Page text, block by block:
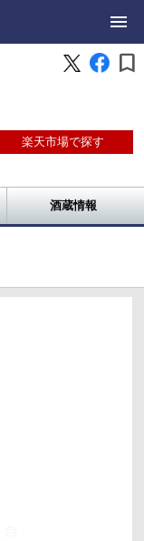
bookmark
楽天市場で探す
酒蔵情報